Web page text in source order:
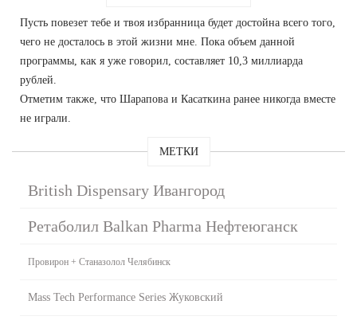
Пусть повезет тебе и твоя избранница будет достойна всего того,
чего не досталось в этой жизни мне. Пока объем данной
программы, как я уже говорил, составляет 10,3 миллиарда
рублей.
Отметим также, что Шарапова и Касаткина ранее никогда вместе
не играли.
МЕТКИ
British Dispensary Ивангород
Ретаболил Balkan Pharma Нефтеюганск
Провирон + Станазолол Челябинск
Mass Tech Performance Series Жуковский